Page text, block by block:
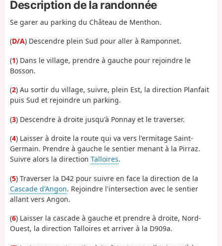
Description de la randonnée
Se garer au parking du Château de Menthon.
(D/A) Descendre plein Sud pour aller à Ramponnet.
(1) Dans le village, prendre à gauche pour rejoindre le
Bosson.
(2) Au sortir du village, suivre, plein Est, la direction Planfait
puis Sud et rejoindre un parking.
(3) Descendre à droite jusqu'à Ponnay et le traverser.
(4) Laisser à droite la route qui va vers l'ermitage Saint-
Germain. Prendre à gauche le sentier menant à la Pirraz.
Suivre alors la direction Talloires.
(5) Traverser la D42 pour suivre en face la direction de la
Cascade d'Angon. Rejoindre l'intersection avec le sentier
allant vers Angon.
(6) Laisser la cascade à gauche et prendre à droite, Nord-
Ouest, la direction Talloires et arriver à la D909a.